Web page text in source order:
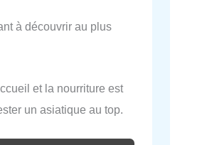
à découvrir au plus
et la nourriture est
un asiatique au top.